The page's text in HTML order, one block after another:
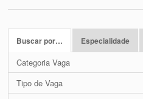
Buscar por… Especialidade
Categoria Vaga
Tipo de Vaga